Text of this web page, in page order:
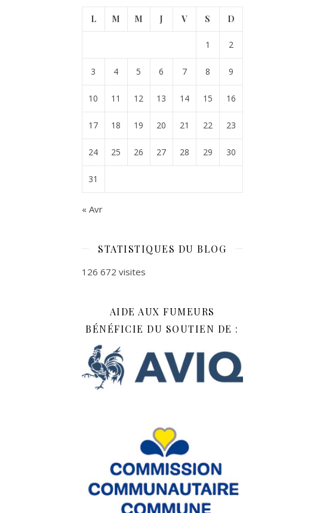
L M M J V S D
1 2
3 4 5 6 7 8 9
10 11 12 13 14 15 16
17 18 19 20 21 22 23
24 25 26 27 28 29 30
31
« Avr
STATISTIQUES DU BLOG
126 672 visites
AIDE AUX FUMEURS
BÉNÉFICIE DU SOUTIEN DE :